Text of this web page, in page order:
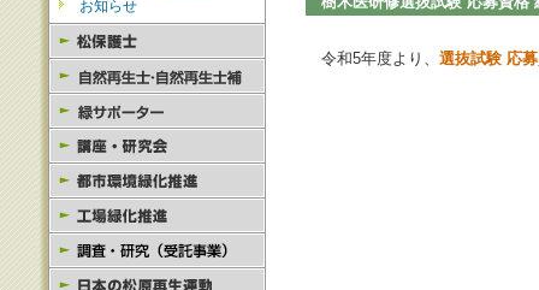
お知らせ
令和5年度より、 選抜試験 応